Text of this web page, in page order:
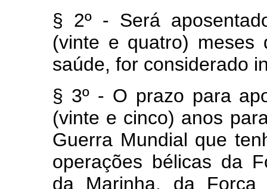
§ 2º - Será
(vinte e quatro) meses
saúde, for considerado
§ 3º - O prazo para
(vinte e cinco) anos
Guerra Mundial que
operações bélicas da
da Marinha, da Força